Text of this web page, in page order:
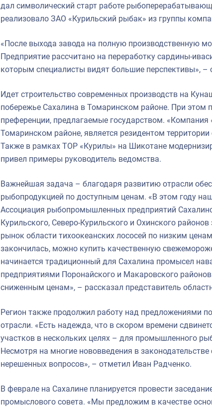
дал символический старт работе
реализовало ЗАО «Курильский рыбак» из группы
«После выхода завода на полную производственную
Предприятие рассчитано на переработку сардины-
которым специалисты видят большие перспективы», –
Идет строительство современных производств на
побережье Сахалина в Томаринском районе. При этом
преференции, предлагаемые государством. «Компания
Томаринском районе, является резидентом
Также в рамках ТОР «Курилы» на Шикотане
привел примеры руководитель ведомства.
Важнейшая задача – благодаря развитию отрасли
рыбопродукцией по доступным ценам. «В этом году
Ассоциация рыбопромышленных предприятий
Курильского, Северо-Курильского и Охинского
рынок области тихоокеанских лососей по низким
закончилась, можно купить качественную
начинается традиционный для Сахалина промысел
предприятиями Поронайского и Макаровского
сниженным ценам», – рассказал представитель
Регион также продолжил работу над предложениями
отрасли. «Есть надежда, что в скором времени
участков в нескольких целях – для промышленного
Несмотря на многие нововведения в
нерешенных вопросов», – отметил Иван Радченко.
В феврале на Сахалине планируется провести
промыслового совета. «Мы предложим в качестве